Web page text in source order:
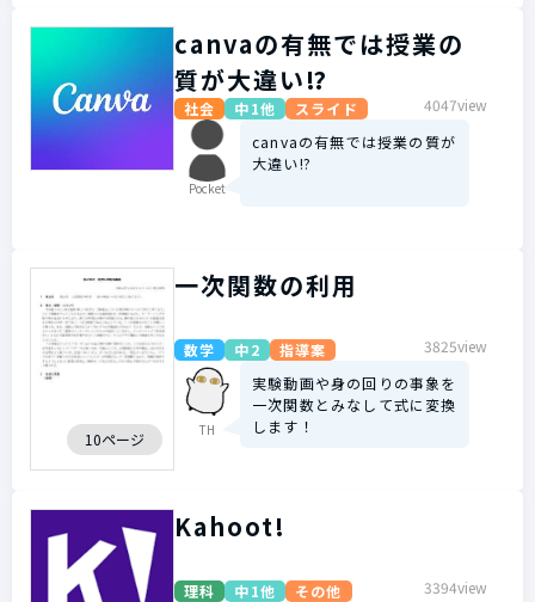
canvaの有無では授業の
質が大違い⁉︎
社会 中1他 スライド 4047view
Pocket
canvaの有無では授業の質が
大違い⁉︎
10ページ
一次関数の利用
数学 中2 指導案 3825view
TH
実験動画や身の回りの事象を
一次関数とみなして式に変換
します！
Kahoot!
理科 中1他 その他 3394view